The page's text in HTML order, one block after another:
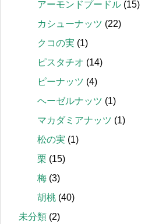
アーモンドプードル (15)
カシューナッツ (22)
クコの実 (1)
ピスタチオ (14)
ピーナッツ (4)
ヘーゼルナッツ (1)
マカダミアナッツ (1)
松の実 (1)
栗 (15)
梅 (3)
胡桃 (40)
未分類 (2)